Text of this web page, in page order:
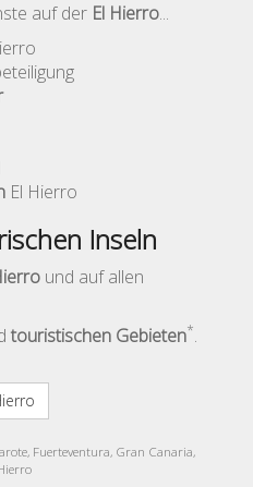
auf der El Hierro...
El Hierro
Inseln
und auf allen
touristischen Gebieten*.
Fuerteventura, Gran Canaria,